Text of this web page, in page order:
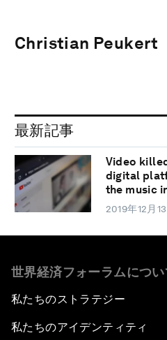
Christian Peukert
最新記事
Video
digital
the music
2019年12月
世界経済フォーラムについ
私たちのストラテジー
私たちのアイデンティティ